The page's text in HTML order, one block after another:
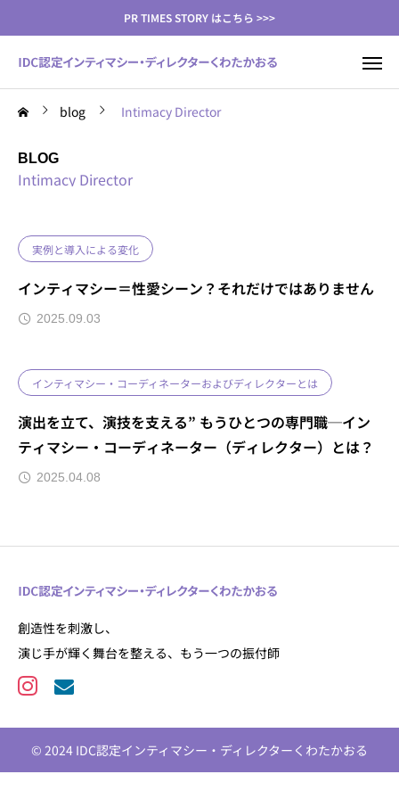
PR TIMES STORY はこちら >>>
blog Intimacy Director
BLOG
Intimacy Director
実例と導入による変化
インティマシー＝性愛シーン？それだけではありません
2025.09.03
インティマシー・コーディネーターおよびディレクターとは
演出を立て、演技を支える” もうひとつの専門職─イン
ティマシー・コーディネーター（ディレクター）とは？
2025.04.08
創造性を刺激し、
演じ手が輝く舞台を整える、もう一つの振付師
© 2024 IDC認定インティマシー・ディレクターくわたかおる